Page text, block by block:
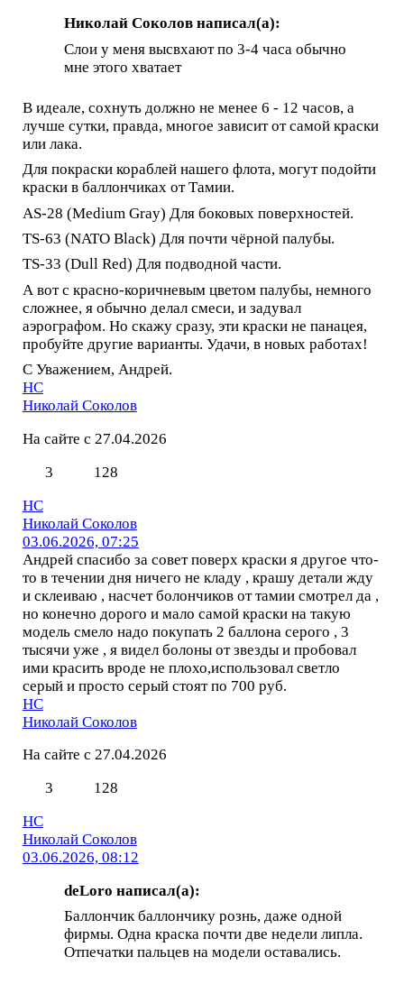
Николай Соколов написал(а):
Слои у меня высвхают по 3-4 часа обычно
мне этого хватает
В идеале, сохнуть должно не менее 6 - 12 часов, а
лучше сутки, правда, многое зависит от самой краски
или лака.
Для покраски кораблей нашего флота, могут подойти
краски в баллончиках от Тамии.
AS-28 (Medium Gray) Для боковых поверхностей.
TS-63 (NATO Black) Для почти чёрной палубы.
TS-33 (Dull Red) Для подводной части.
А вот с красно-коричневым цветом палубы, немного
сложнее, я обычно делал смеси, и задувал
аэрографом. Но скажу сразу, эти краски не панацея,
пробуйте другие варианты. Удачи, в новых работах!
С Уважением, Андрей.
НС
Николай Соколов
На сайте с 27.04.2026
3
128
НС
Николай Соколов
03.06.2026, 07:25
Андрей спасибо за совет поверх краски я другое что-
то в течении дня ничего не кладу , крашу детали жду
и склеиваю , насчет болончиков от тамии смотрел да ,
но конечно дорого и мало самой краски на такую
модель смело надо покупать 2 баллона серого , 3
тысячи уже , я видел болоны от звезды и пробовал
ими красить вроде не плохо,использовал светло
серый и просто серый стоят по 700 руб.
НС
Николай Соколов
На сайте с 27.04.2026
3
128
НС
Николай Соколов
03.06.2026, 08:12
deLoro написал(а):
Баллончик баллончику рознь, даже одной
фирмы. Одна краска почти две недели липла.
Отпечатки пальцев на модели оставались.